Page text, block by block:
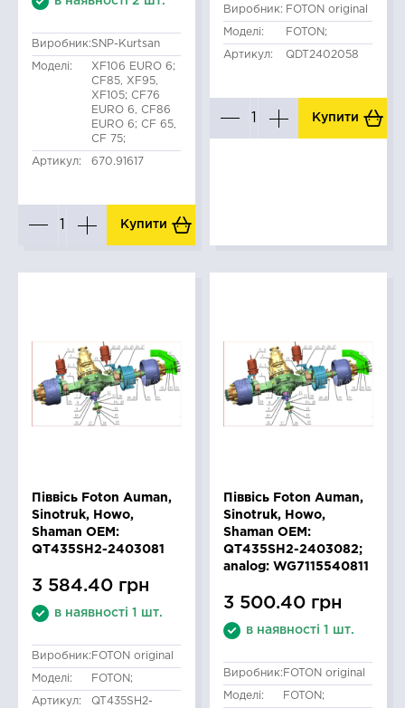
Виробник:SNP-Kurtsan
Моделі:
XF106 EURO 6;
CF85, XF95,
XF105; CF76
EURO 6, CF86
EURO 6; CF 65,
CF 75;
Артикул: 670.91617
Купити
Виробник: FOTON original
Моделі: FOTON;
Артикул: QDT2402058
Купити
Піввісь Foton Auman,
Sinotruk, Howo,
Shaman OEM:
QT435SH2-2403081
3 584.40 грн
в наявності 1 шт.
Виробник: FOTON original
Моделі: FOTON;
Артикул:
QT435SH2-
Піввісь Foton Auman,
Sinotruk, Howo,
Shaman OEM:
QT435SH2-2403082;
analog: WG7115540811
3 500.40 грн
в наявності 1 шт.
Виробник: FOTON original
Моделі: FOTON;